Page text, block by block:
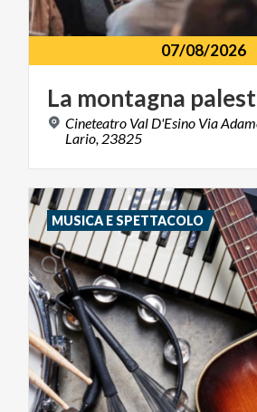
07/08/2026
La montagna
Cineteatro Val D'Esino Via
Lario, 23825
MUSICA E SPETTACOLO